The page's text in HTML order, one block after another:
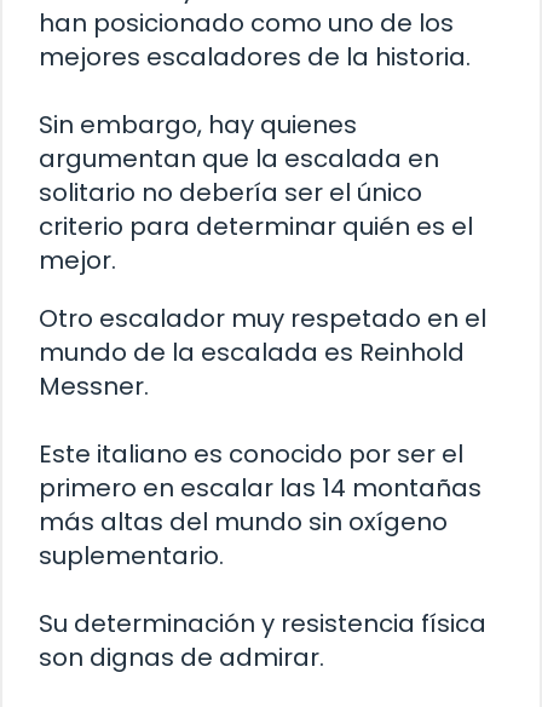
han posicionado como uno de los
mejores escaladores de la historia.
Sin embargo, hay quienes
argumentan que la escalada en
solitario no debería ser el único
criterio para determinar quién es el
mejor.
Otro escalador muy respetado en el
mundo de la escalada es Reinhold
Messner.
Este italiano es conocido por ser el
primero en escalar las 14 montañas
más altas del mundo sin oxígeno
suplementario.
Su determinación y resistencia física
son dignas de admirar.